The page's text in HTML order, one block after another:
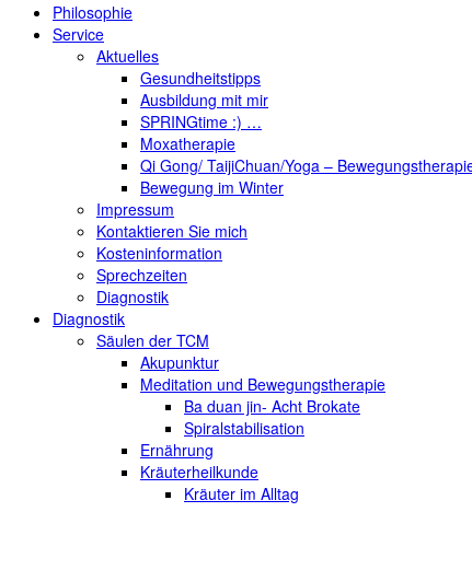
Philosophie
Service
Aktuelles
Gesundheitstipps
Ausbildung mit mir
SPRINGtime :) …
Moxatherapie
Qi Gong/ TaijiChuan/Yoga –
Bewegung im Winter
Impressum
Kontaktieren Sie mich
Kosteninformation
Sprechzeiten
Diagnostik
Diagnostik
Säulen der TCM
Akupunktur
Meditation und Bewegungstherapie
Ba duan jin- Acht Brokate
Spiralstabilisation
Ernährung
Kräuterheilkunde
Kräuter im Alltag